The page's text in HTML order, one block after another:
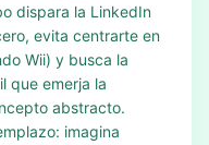
dispara la LinkedIn
evita centrarte en
Wii) y busca la
que emerja la
abstracto.
imagina